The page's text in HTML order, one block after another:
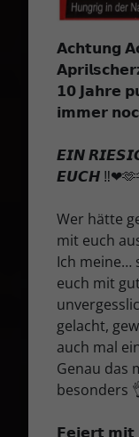
𝗔𝗰𝗵𝘁𝘂𝗻𝗴
𝟭𝟬 𝗝𝗮𝗵𝗿𝗲
𝗶𝗺𝗺𝗲𝗿
𝙀𝙄𝙉
𝙀𝙐𝘾𝙃
Wer hätte
mit euch
Ich meine…
euch mit
gelacht,
auch mal
Genau das
besonders
𝗙𝗲𝗶𝗲𝗿𝘁